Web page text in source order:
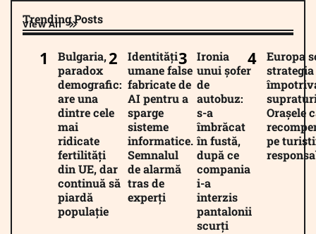
Trending Posts
View All
Bulgaria,
paradox
demografic:
are una
dintre cele
mai
ridicate
fertilități
din UE, dar
continuă să
piardă
populație
Identități
umane false
fabricate de
AI pentru a
sparge
sisteme
informatice.
Semnalul
de alarmă
tras de
experți
Ironia
unui șofer
de
autobuz:
s-a
îmbrăcat
în fustă,
după ce
compania
i-a
interzis
pantalonii
scurți
Europa
strategia
Orașele
pe